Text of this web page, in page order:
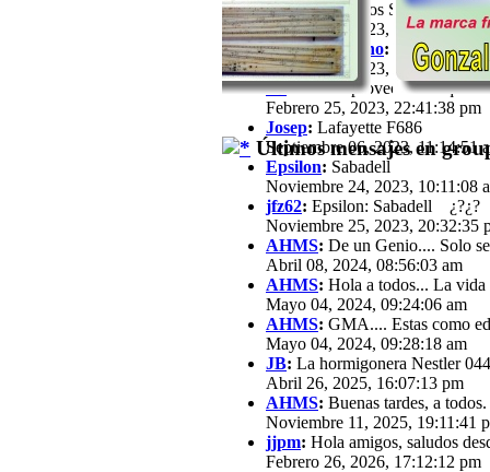
JB:Hola a todos Soy José
Febrero 13, 2023, 16:39:57 pm
Hidroneperiano: Hola a todos
Febrero 15, 2023, 20:44:40 pm
JB:Hola. Aprovechando que a
Febrero 25, 2023, 22:41:38 pm
Josep: Lafayette F686
Septiembre 06, 2023, 11:14:51
Epsilon: Sabadell
Noviembre 24, 2023, 10:11:08
jfz62: Epsilon: Sabadell ¿?¿?
Noviembre 25, 2023, 20:32:35
AHMS: De un Genio.... Solo
Abril 08, 2024, 08:56:03 am
AHMS: Hola a todos... La vida
Mayo 04, 2024, 09:24:06 am
AHMS: GMA.... Estas como
Mayo 04, 2024, 09:28:18 am
JB: La hormigonera Nestler
Abril 26, 2025, 16:07:13 pm
AHMS: Buenas tardes, a todos.
Noviembre 11, 2025, 19:11:41
jjpm: Hola amigos, saludos
Febrero 26, 2026, 17:12:12 pm
Últimos mensajes en